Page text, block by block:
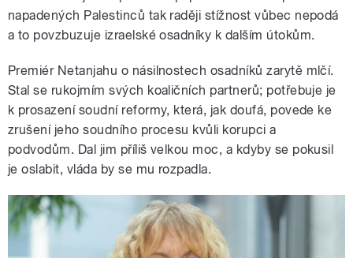
napadených Palestinců tak raději stížnost vůbec nepodá
a to povzbuzuje izraelské osadníky k dalším útokům.
Premiér Netanjahu o násilnostech osadníků zarytě mlčí.
Stal se rukojmím svých koaličních partnerů; potřebuje je
k prosazení soudní reformy, která, jak doufá, povede ke
zrušení jeho soudního procesu kvůli korupci a
podvodům. Dal jim příliš velkou moc, a kdyby se pokusil
je oslabit, vláda by se mu rozpadla.